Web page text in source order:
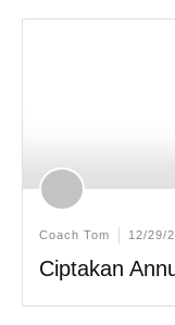
Coach Tom 12/29/
Ciptakan